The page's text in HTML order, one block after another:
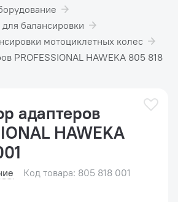
балансировки
мотоциклетных колес
PROFESSIONAL HAWEKA 805 818
адаптеров
HAWEKA
Код товара: 805 818 001